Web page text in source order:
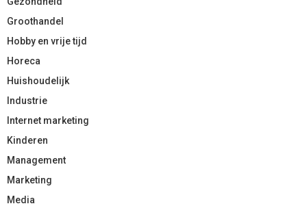
Groothandel
Hobby en vrije tijd
Horeca
Huishoudelijk
Industrie
Internet marketing
Kinderen
Management
Marketing
Media